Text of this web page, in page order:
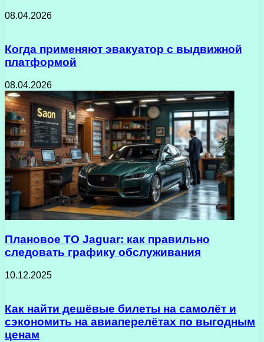
08.04.2026
Когда применяют эвакуатор с выдвижной
платформой
08.04.2026
Плановое ТО Jaguar: как правильно
следовать графику обслуживания
10.12.2025
Как найти дешёвые билеты на самолёт и
сэкономить на авиаперелётах по выгодным
ценам